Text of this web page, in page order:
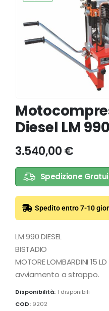
Diesel LM
3.540,00€
Spedizione
Spedito entro 7-10
LM 990 DIESEL
BISTADIO
MOTORE LOMBARDINI 15
avviamento a strappo.
Disponibilità: 1 disponibili
COD: 9202